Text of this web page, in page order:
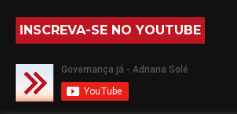
INSCREVA-SE NO YOUTUBE